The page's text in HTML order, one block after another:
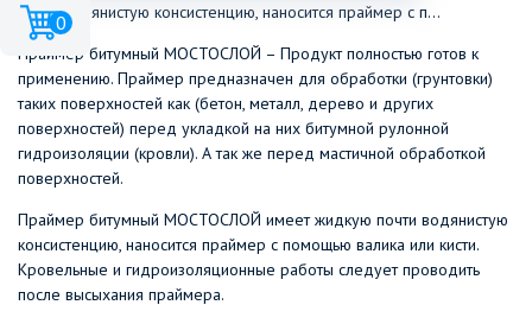
0
почти водянистую консистенцию, наносится праймер с п...
Праймер битумный МОСТОСЛОЙ – Продукт полностью готов к
применению. Праймер предназначен для обработки (грунтовки)
таких поверхностей как (бетон, металл, дерево и других
поверхностей) перед укладкой на них битумной рулонной
гидроизоляции (кровли). А так же перед мастичной обработкой
поверхностей.
Праймер битумный МОСТОСЛОЙ имеет жидкую почти водянистую
консистенцию, наносится праймер с помощью валика или кисти.
Кровельные и гидроизоляционные работы следует проводить
после высыхания праймера.